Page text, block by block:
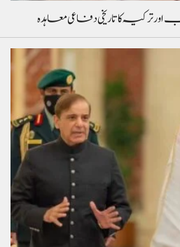
ترکیہ کا تاریخی دفاعی معاہدہ